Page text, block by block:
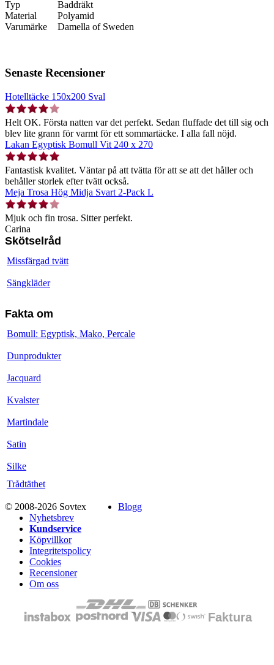
Typ
Baddräkt
Material
Polyamid
Varumärke
Damella of Sweden
Senaste Recensioner
Hotelltäcke 150x200 Sval
Helt OK. Första natten var det perfekt. Sedan fluffade det till sig och
blev lite grann för varmt för ett sommartäcke. I alla fall nöjd.
Lakan Egyptisk Bomull Vit 240 x 270
Fantastisk kvalitet. Väntar på att tvätta för att se att det håller och
behåller storlek efter tvätt också.
Meja Trosa Hög Midja Svart 2-Pack L
Mjuk och fin trosa. Sitter perfekt.
Carina
Skötselråd
Missfärgad tvätt
Sängkläder
Fakta om
Bomull: Egyptisk, Mako, Percale
Dunprodukter
Jacquard
Kvalster
Martindale
Satin
Silke
Trådtäthet
© 2008-2026 Sovtex
Blogg
Nyhetsbrev
Kundservice
Köpvillkor
Integritetspolicy
Cookies
Recensioner
Om oss